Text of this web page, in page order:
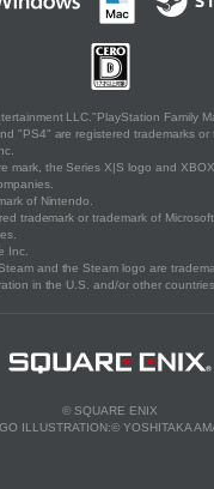
LLC."PlayStation Family
"PS4" are registered trademarks or
mark, the Series X|S logo and
of Nintendo.
trademark or trademark of
Inc.
and the Steam logo are
in the U.S. and/or other countries.
© SQUARE ENIX
ILLUSTRATION:© YOSHITAKA